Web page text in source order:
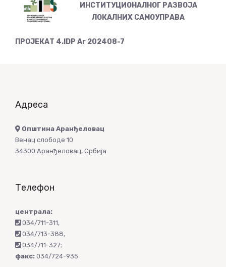
ИНСТИТУЦИОНАЛНОГ РАЗВОЈА
ЛОКАЛНИХ САМОУПРАВА
ПРОЈЕКАТ 4.IDP Ar 202408-7
Адреса
Општина Аранђеловац
Венац слободе 10
34300 Аранђеловац, Србија
Телефон
централа:
034/711-311,
034/713-388,
034/711-327;
факс: 034/724-935